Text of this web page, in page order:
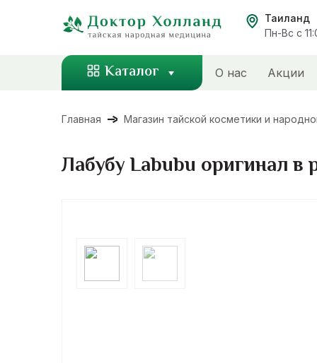
Таиланд
Пн-Вс с
Каталог О нас Акции
Главная Магазин тайской косметики и
Лабубу Labubu оригинал в